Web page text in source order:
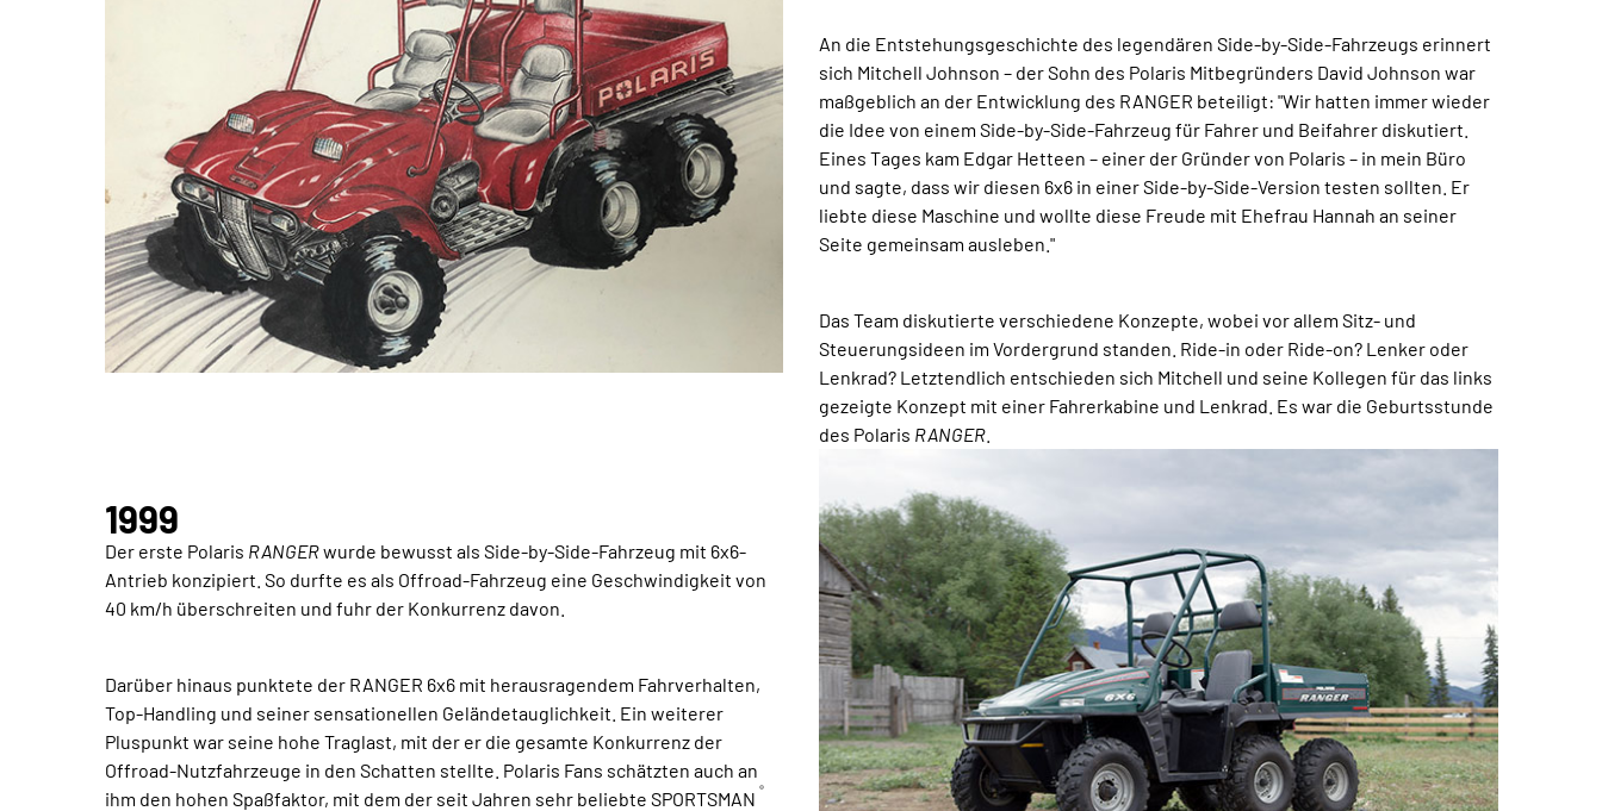
An die Entstehungsgeschichte des legendären Side-by-Side-Fahrzeugs erinnert
sich Mitchell Johnson – der Sohn des Polaris Mitbegründers David Johnson war
maßgeblich an der Entwicklung des RANGER beteiligt: "Wir hatten immer wieder
die Idee von einem Side-by-Side-Fahrzeug für Fahrer und Beifahrer diskutiert.
Eines Tages kam Edgar Hetteen – einer der Gründer von Polaris – in mein Büro
und sagte, dass wir diesen 6x6 in einer Side-by-Side-Version testen sollten. Er
liebte diese Maschine und wollte diese Freude mit Ehefrau Hannah an seiner
Seite gemeinsam ausleben."
Das Team diskutierte verschiedene Konzepte, wobei vor allem Sitz- und
Steuerungsideen im Vordergrund standen. Ride-in oder Ride-on? Lenker oder
Lenkrad? Letztendlich entschieden sich Mitchell und seine Kollegen für das links
gezeigte Konzept mit einer Fahrerkabine und Lenkrad. Es war die Geburtsstunde
des Polaris RANGER
1999
Der erste Polaris RANGERwurde bewusst als Side-by-Side-Fahrzeug mit 6x6-
Antrieb konzipiert. So durfte es als Offroad-Fahrzeug eine Geschwindigkeit von
40 km/h überschreiten und fuhr der Konkurrenz davon.
Darüber hinaus punktete der RANGER 6x6 mit herausragendem Fahrverhalten,
Top-Handling und seiner sensationellen Geländetauglichkeit. Ein weiterer
Pluspunkt war seine hohe Traglast, mit der er die gesamte Konkurrenz der
Offroad-Nutzfahrzeuge in den Schatten stellte. Polaris Fans schätzten auch an
ihm den hohen Spaßfaktor, mit dem der seit Jahren sehr beliebte SPORTSMAN ®